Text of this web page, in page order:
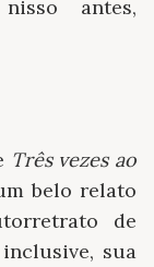
antes,
Três vezes ao
belo relato
de
sua